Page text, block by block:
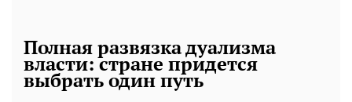
Полная развязка дуализма
власти: стране придется
выбрать один путь